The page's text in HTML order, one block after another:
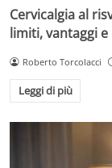
Cervicalgia al
limiti, vantaggi
Roberto Torcolacci
Leggi di più